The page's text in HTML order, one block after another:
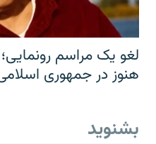
لغو یک مراسم
هنوز در جمهوری
بشنوید